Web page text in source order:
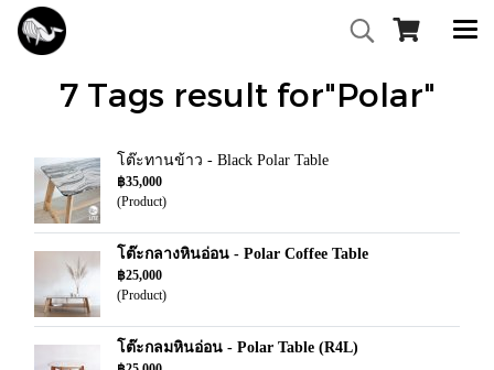
7 Tags result for"Polar"
โต๊ะทานข้าว - Black Polar Table
฿35,000
(Product)
โต๊ะกลางหินอ่อน - Polar Coffee Table
฿25,000
(Product)
โต๊ะกลมหินอ่อน - Polar Table (R4L)